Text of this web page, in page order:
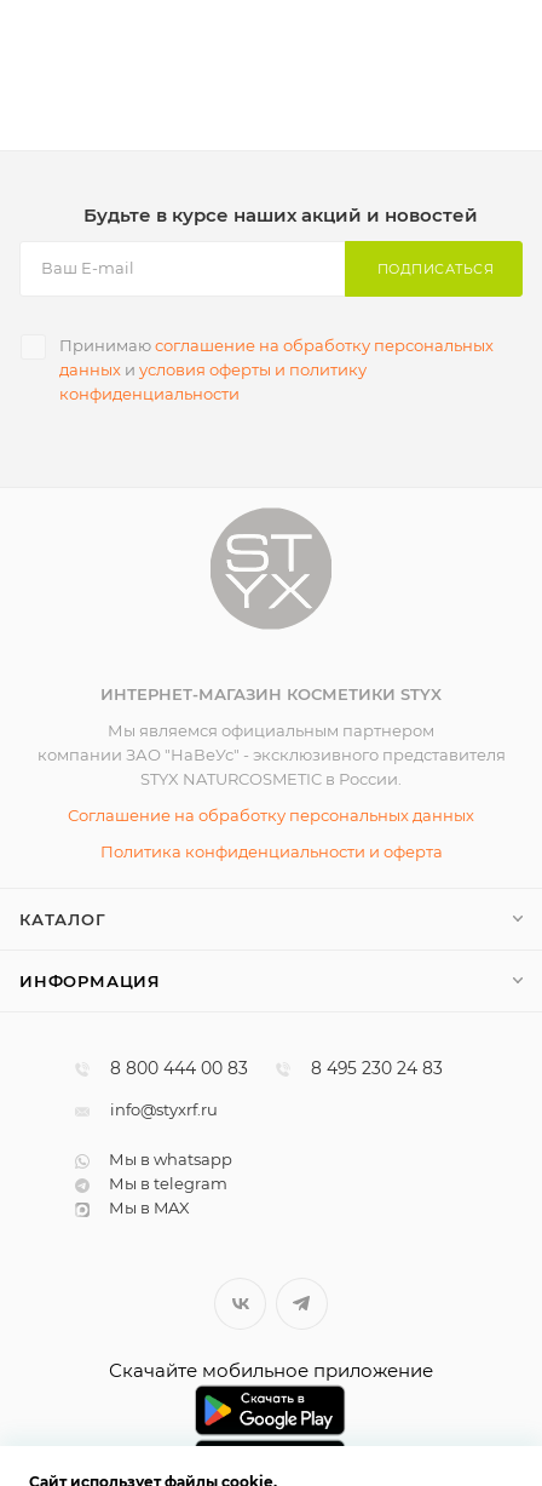
Будьте в курсе наших акций и новостей
ПОДПИСАТЬСЯ
Принимаюсоглашение на обработку персональных
данных и условия оферты и политику
конфиденциальности
ИНТЕРНЕТ-МАГАЗИН КОСМЕТИКИ STYX
Мы являемся официальным партнером
компании ЗАО "НаВеУс" - эксклюзивного представителя
STYX NATURCOSMETIC в России.
Соглашение на обработку персональных данных
Политика конфиденциальности и оферта
КАТАЛОГ
ИНФОРМАЦИЯ
8 800 444 00 83 8 495 230 24 83
info@styxrf.ru
Мы в whatsapp
Мы в telegram
Мы в MAX
Скачайте мобильное приложение
Сайт использует файлы cookie.